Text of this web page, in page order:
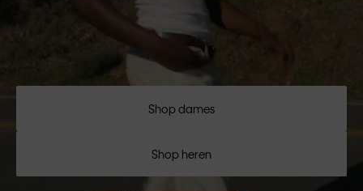
Shop dames
Shop heren